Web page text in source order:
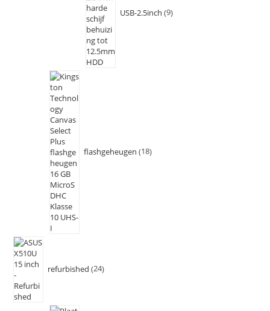
USB-2.5inch 9
flashgeheugen 18
refurbished 24